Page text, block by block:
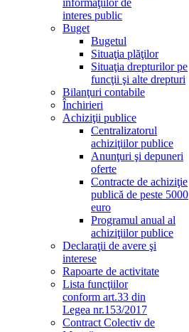
informaţiilor de
interes public
Buget
Bugetul
Situaţia plăţilor
Situaţia drepturilor pe
funcţii şi alte drepturi
Bilanţuri contabile
Închirieri
Achiziţii publice
Centralizatorul
achiziţiilor publice
Anunţuri şi depuneri
oferte
Contracte de achiziţie
publică de peste 5000
euro
Programul anual al
achiziţiilor publice
Declaraţii de avere şi
interese
Rapoarte de activitate
Lista funcţiilor
conform art.33 din
Legea nr.153/2017
Contract Colectiv de